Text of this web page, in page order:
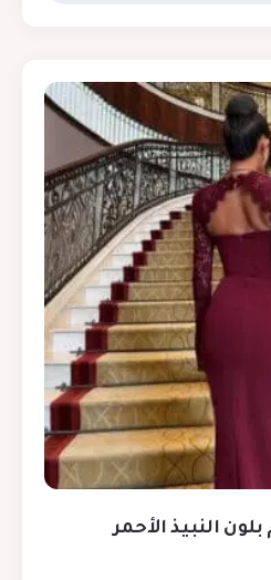
النبيذ الأحمر